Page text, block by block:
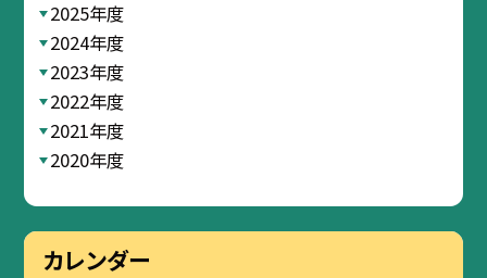
2025年度
2024年度
2023年度
2022年度
2021年度
2020年度
カレンダー